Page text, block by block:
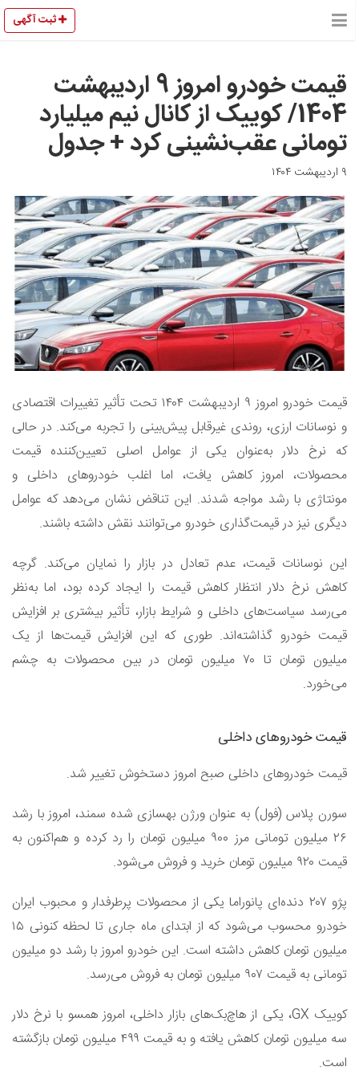
ثبت آگهی
قیمت خودرو امروز 9 اردیبهشت
1404/ کوییک از کانال نیم میلیارد
تومانی عقب‌نشینی کرد + جدول
۹ اردیبهشت ۱۴۰۴
قیمت خودرو امروز ۹ اردیبهشت ۱۴۰۴ تحت تأثیر تغییرات اقتصادی
و نوسانات ارزی، روندی غیرقابل پیش‌بینی را تجربه می‌کند. در حالی
که نرخ دلار به‌عنوان یکی از عوامل اصلی تعیین‌کننده قیمت
محصولات، امروز کاهش یافت، اما اغلب خودروهای داخلی و
مونتاژی با رشد مواجه شدند. این تناقض نشان می‌دهد که عوامل
دیگری نیز در قیمت‌گذاری خودرو می‌توانند نقش داشته باشند.
این نوسانات قیمت، عدم تعادل در بازار را نمایان می‌کند. گرچه
کاهش نرخ دلار انتظار کاهش قیمت را ایجاد کرده بود، اما به‌نظر
می‌رسد سیاست‌های داخلی و شرایط بازار، تأثیر بیشتری بر افزایش
قیمت خودرو گذاشته‌اند. طوری که این افزایش قیمت‌ها از یک
میلیون تومان تا ۷۰ میلیون تومان در بین محصولات به چشم
می‌خورد.
قیمت خودرو‌های داخلی
قیمت خودروهای داخلی صبح امروز دستخوش تغییر شد.
سورن پلاس (فول) به عنوان ورژن بهسازی شده سمند، امروز با رشد
۲۶ میلیون تومانی مرز ۹۰۰ میلیون تومان را رد کرده و هم‌اکنون به
قیمت ۹۲۰ میلیون تومان خرید و فروش می‌شود.
پژو ۲۰۷ دنده‌ای پانوراما یکی از محصولات پرطرفدار و محبوب ایران
خودرو محسوب می‌شود که از ابتدای ماه جاری تا لحظه کنونی ۱۵
میلیون تومان کاهش داشته است. این خودرو امروز با رشد دو میلیون
تومانی به قیمت ۹۰۷ میلیون تومان به فروش می‌رسد.
کوییک GX، یکی از هاچ‌بک‌های بازار داخلی، امروز همسو با نرخ دلار
سه میلیون تومان کاهش یافته و به قیمت ۴۹۹ میلیون تومان بازگشته
است.